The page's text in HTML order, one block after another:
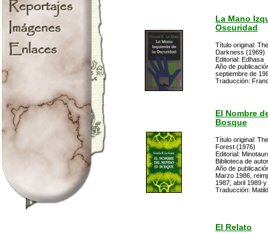
La Mano
Oscuridad
Título original:
Darkness (1969)
Editorial: Edhasa
Año de
septiembre de
Traducción:
El Nombre
Bosque
Título original:
Forest (1976)
Editorial:
Biblioteca de
Año de
Marzo 1986,
1987, abril 1989
Traducción:
El Relato